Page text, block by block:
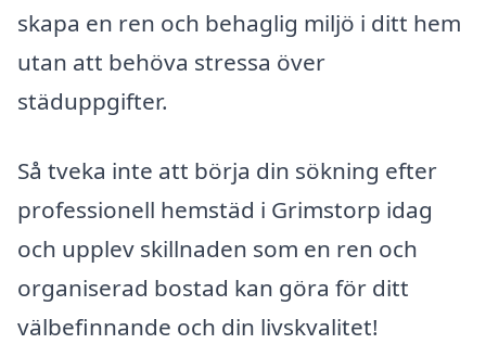
skapa en ren och behaglig miljö i ditt hem
utan att behöva stressa över
städuppgifter.
Så tveka inte att börja din sökning efter
professionell hemstäd i Grimstorp idag
och upplev skillnaden som en ren och
organiserad bostad kan göra för ditt
välbefinnande och din livskvalitet!